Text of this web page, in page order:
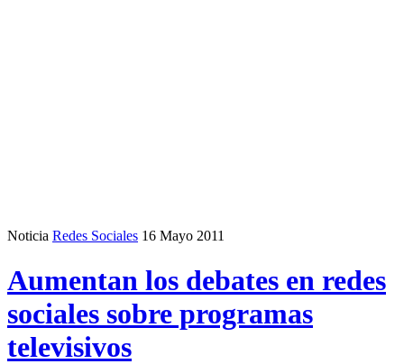
Noticia Redes Sociales 16 Mayo 2011
Aumentan los debates en redes
sociales sobre programas
televisivos